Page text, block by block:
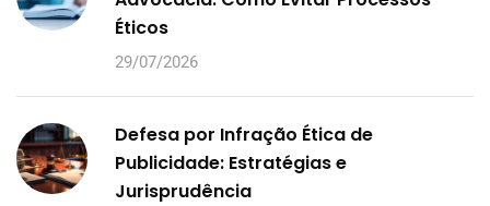
Éticos
29/07/2026
Defesa por Infração Ética de
Publicidade: Estratégias e
Jurisprudência